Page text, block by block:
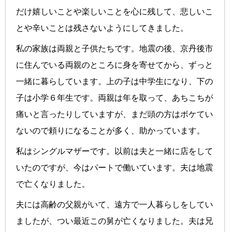
だけ嬉しいことや楽しいことを心に残して、悲しいこ
とや辛いことは残さないようにしてきました。
私の家族は両親と子供たちです。地震の後、京丹後市
に住んでいる両親のところに身を寄せてから、ずっと
一緒に暮らしています。上の子は中学生になり、下の
子は小学６年生です。両親は年を取って、あちこちが
痛いと言ったりしていますが、まだ頭の方はボケてい
ないので頼りになることが多く、助かっています。
私はシングルマザーです。以前は夫と一緒に店をして
いたのですが、今はパートで働いています。夫は地震
で亡くなりました。
夫には高齢の父親がいて、遠方で一人暮らしをしてい
ましたが、つい最近この舅が亡くなりました。夫は兄